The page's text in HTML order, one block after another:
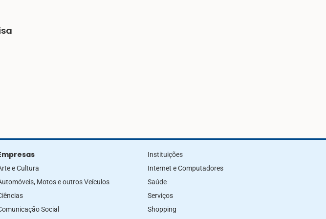
e Cultura
Motos e outros Veículos
Social
Instituições
Internet e Computadores
Saúde
Serviços
Shopping